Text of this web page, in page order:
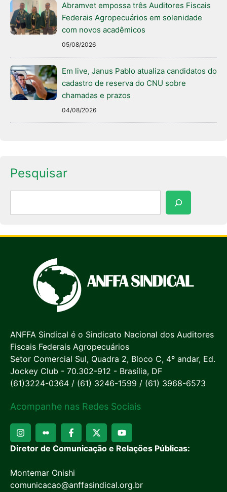
Abramvet empossa três Auditores Fiscais
Federais Agropecuários em solenidade
com novos acadêmicos
05/08/2026
Em live, Janus Pablo atualiza candidatos do
cadastro de reserva do CNU sobre
chamadas e prazos
04/08/2026
Pesquisar
ANFFA Sindical é o Sindicato Nacional dos Auditores
Fiscais Federais Agropecuários
Setor Comercial Sul, Quadra 2, Bloco C, 4º andar, Ed.
Jockey Club - 70.302-912 - Brasília, DF
(61)3224-0364 / (61) 3246-1599 / (61) 3968-6573
Acompanhe nas Redes Sociais
Diretor de Comunicação e Relações Públicas:
Montemar Onishi
comunicacao@anffasindical.org.br